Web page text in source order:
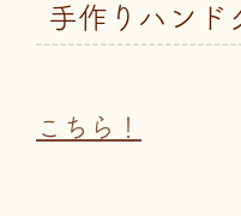
手作りハンド
こちら！